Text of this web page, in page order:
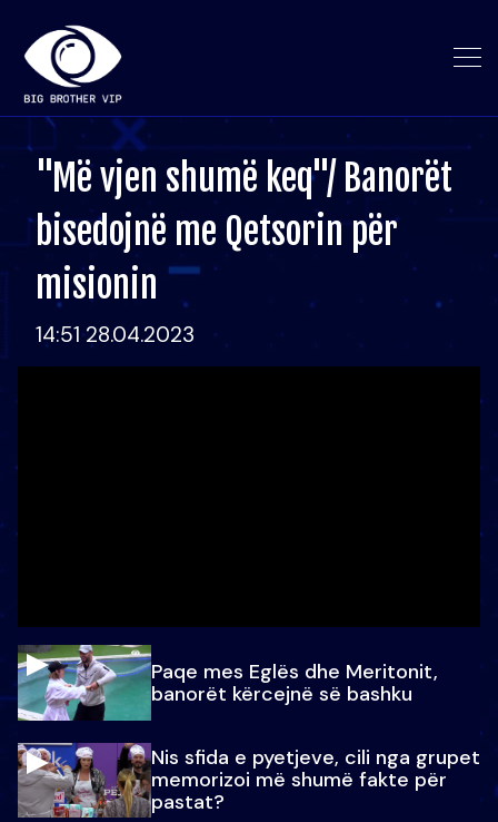
"Më vjen shumë keq"/ Banorët
bisedojnë me Qetsorin për
misionin
14:51 28.04.2023
Paqe mes Eglës dhe Meritonit,
banorët kërcejnë së bashku
Nis sfida e pyetjeve, cili nga grupet
memorizoi më shumë fakte për
pastat?